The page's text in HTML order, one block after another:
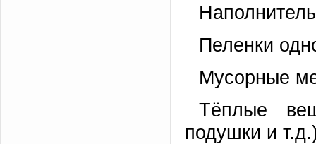
Пеленки
Мусорные
Тёплые
подушки и